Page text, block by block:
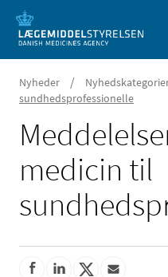
Nyheder /
sundhedsprofessionelle
medicin til